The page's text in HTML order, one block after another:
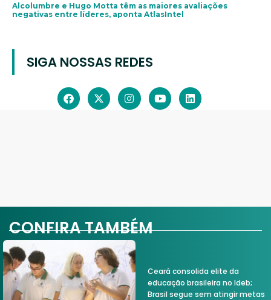
Alcolumbre e Hugo Motta têm as maiores avaliações
negativas entre líderes, aponta AtlasIntel
SIGA NOSSAS REDES
CONFIRA TAMBÉM
Ceará consolida elite da
educação brasileira no Ideb;
Brasil segue sem atingir metas